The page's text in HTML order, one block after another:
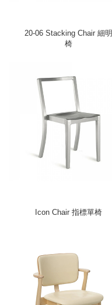
20-06 Stacking Chair 細明
椅
Icon Chair 指標單椅